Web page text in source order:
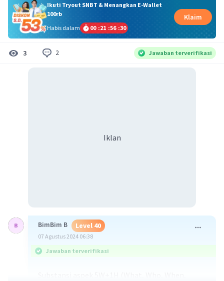
Ikuti Tryout SNBT & Menangkan E-Wallet
100rb
Habis dalam
00 :21 :56 :30
Klaim
3 2 Jawaban terverifikasi
Iklan
BimBim B Level 40
07 Agustus 2024 06:38
Jawaban terverifikasi